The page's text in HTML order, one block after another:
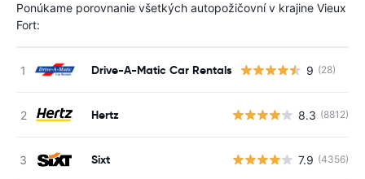
Ponúkame porovnanie všetkých autopožičovní v krajine Vieux
Fort:
Drive-A-Matic Car Rentals 9 (28)
Hertz 8.3 (8812)
Sixt 7.9 (4356)